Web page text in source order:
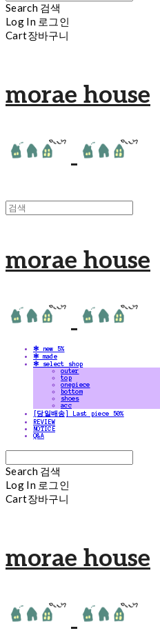
Search 검색
Log In 로그인
Cart장바구니
morae house
morae house
✻ new 5%
✻ made
✻ select shop
outer
top
onepiece
bottom
shoes
acc
[당일배송] Last piece 50%
REVIEW
NOTICE
Q&A
Search 검색
Log In 로그인
Cart장바구니
morae house